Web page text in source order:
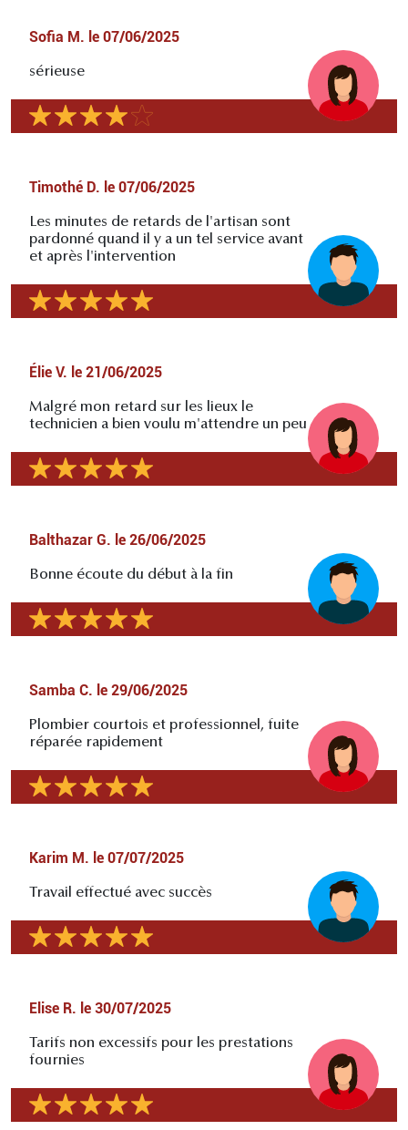
Sofia M. le 07/06/2025
sérieuse
Timothé D. le 07/06/2025
Les minutes de retards de l'artisan sont
pardonné quand il y a un tel service avant
et après l'intervention
Élie V. le 21/06/2025
Malgré mon retard sur les lieux le
technicien a bien voulu m'attendre un peu
Balthazar G. le 26/06/2025
Bonne écoute du début à la fin
Samba C. le 29/06/2025
Plombier courtois et professionnel, fuite
réparée rapidement
Karim M. le 07/07/2025
Travail effectué avec succès
Elise R. le 30/07/2025
Tarifs non excessifs pour les prestations
fournies